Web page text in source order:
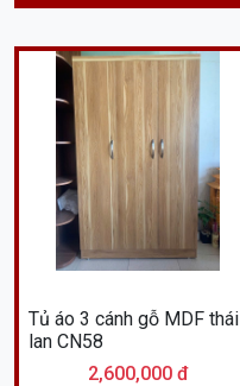
Tủ áo 3 cánh gỗ MDF thái
lan CN58
2,600,000 đ